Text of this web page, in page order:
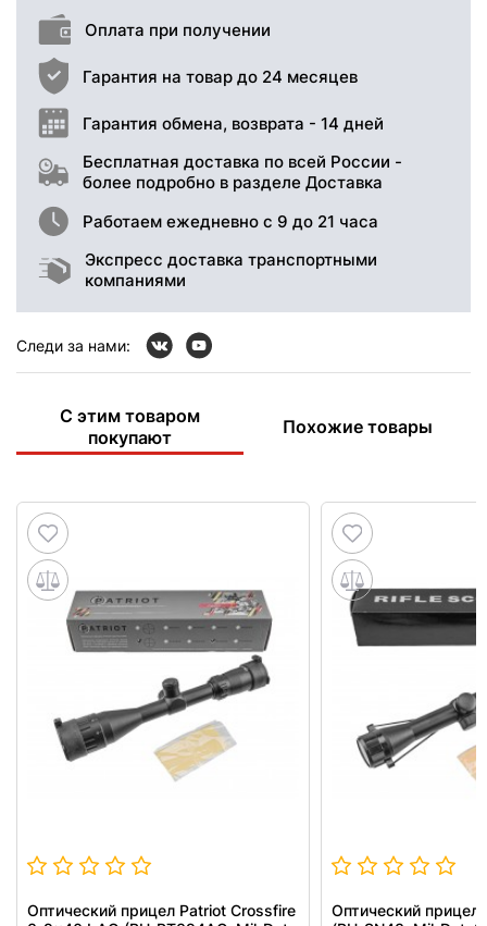
Оплата при получении
Гарантия на товар до 24 месяцев
Гарантия обмена, возврата - 14 дней
Бесплатная доставка по всей России -
более подробно в разделе Доставка
Работаем ежедневно с 9 до 21 часа
Экспресс доставка транспортными
компаниями
Следи за нами:
С этим товаром
покупают
Похожие товары
Оптический прицел Patriot Crossfire
Оптический прицел